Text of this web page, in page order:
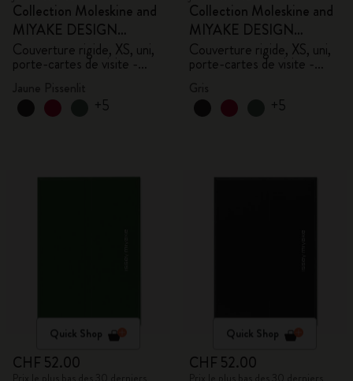
Collection Moleskine and
MIYAKE DESIGN
STUDIO en Édition
Limitée
Couverture rigide, XS, uni,
porte-cartes de visite -
avec boîte
+5
Collection Moleskine and
MIYAKE DESIGN
STUDIO en Édition
Limitée
Couverture rigide, XS, uni,
porte-cartes de visite -
avec boîte
+5
Quick Shop
CHF 52.00
Quick Shop
CHF 52.00